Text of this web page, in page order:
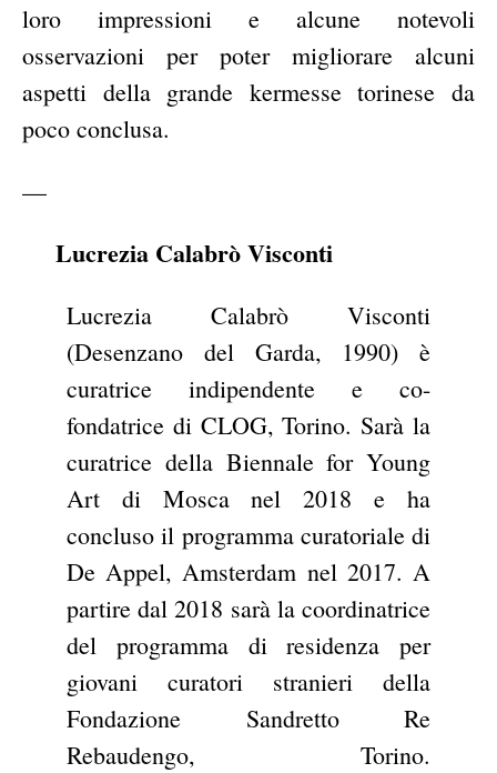
loro impressioni e alcune notevoli
osservazioni per poter migliorare alcuni
aspetti della grande kermesse torinese da
poco conclusa.
—
Lucrezia Calabrò Visconti
Lucrezia Calabrò Visconti
(Desenzano del Garda, 1990) è
curatrice indipendente e co-
fondatrice di CLOG, Torino. Sarà la
curatrice della Biennale for Young
Art di Mosca nel 2018 e ha
concluso il programma curatoriale di
De Appel, Amsterdam nel 2017. A
partire dal 2018 sarà la coordinatrice
del programma di residenza per
giovani curatori stranieri della
Fondazione Sandretto Re
Rebaudengo, Torino.